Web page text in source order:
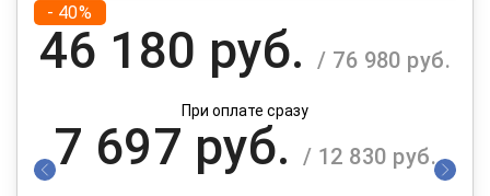
- 40%
46 180 руб. / 76 980 руб.
При оплате сразу
7 697 руб. / 12 830 руб.